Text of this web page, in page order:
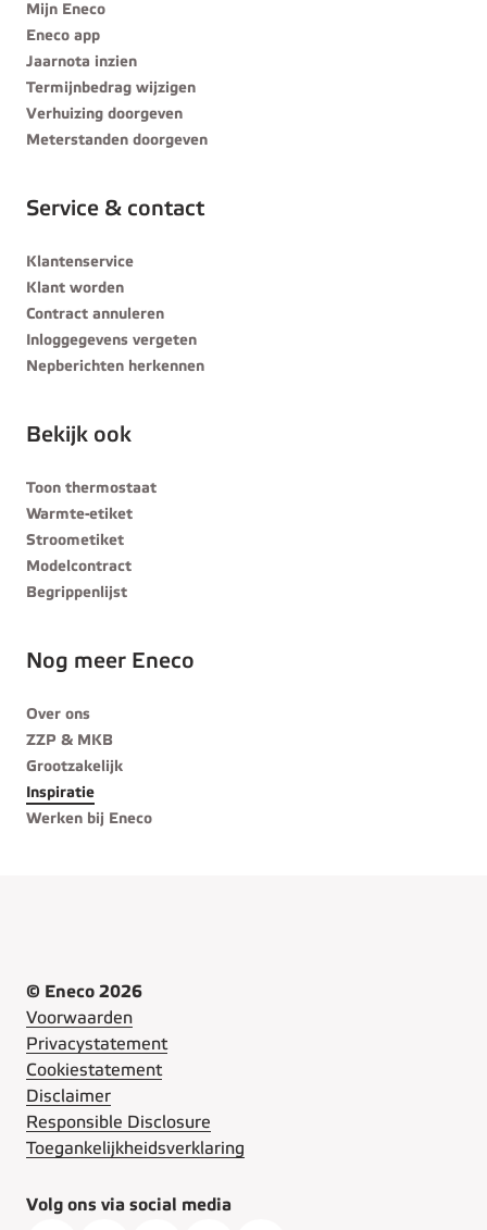
Mijn Eneco
Eneco app
Jaarnota inzien
Termijnbedrag wijzigen
Verhuizing doorgeven
Meterstanden doorgeven
Service & contact
Klantenservice
Klant worden
Contract annuleren
Inloggegevens vergeten
Nepberichten herkennen
Bekijk ook
Toon thermostaat
Warmte-etiket
Stroometiket
Modelcontract
Begrippenlijst
Nog meer Eneco
Over ons
ZZP & MKB
Grootzakelijk
Inspiratie
Werken bij Eneco
© Eneco 2026
Voorwaarden
Privacystatement
Cookiestatement
Disclaimer
Responsible Disclosure
Toegankelijkheidsverklaring
Volg ons via social media